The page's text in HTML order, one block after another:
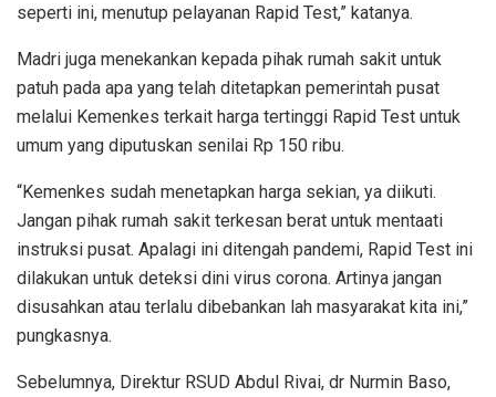
seperti ini, menutup pelayanan Rapid Test,” katanya.
Madri juga menekankan kepada pihak rumah sakit untuk
patuh pada apa yang telah ditetapkan pemerintah pusat
melalui Kemenkes terkait harga tertinggi Rapid Test untuk
umum yang diputuskan senilai Rp 150 ribu.
“Kemenkes sudah menetapkan harga sekian, ya diikuti.
Jangan pihak rumah sakit terkesan berat untuk mentaati
instruksi pusat. Apalagi ini ditengah pandemi, Rapid Test ini
dilakukan untuk deteksi dini virus corona. Artinya jangan
disusahkan atau terlalu dibebankan lah masyarakat kita ini,”
pungkasnya.
Sebelumnya, Direktur RSUD Abdul Rivai, dr Nurmin Baso,